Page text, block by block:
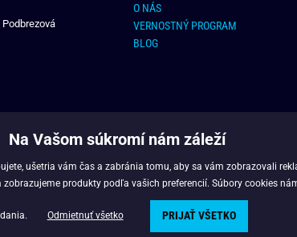
O NÁS
VERNOSTNÝ PROGRAM
BLOG
- Budchlap.sk Všetky práva vyhradené. webdesign © litvanyi.sk
Na Vašom súkromí nám záleží
ušetria vám čas a zabránia tomu, aby sa vám zobrazovali
produkty podľa vašich preferencií. Súbory cookies
Odmietnuť všetko PRIJAŤ VŠETKO